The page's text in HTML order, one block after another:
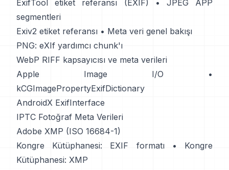
ExifTool etiket referansı (EXIF) •
JPEG APP
segmentleri
Exiv2 etiket referansı • Meta veri genel bakışı
PNG: eXIf yardımcı chunk'ı
WebP RIFF kapsayıcısı ve meta verileri
Apple Image I/O •
kCGImagePropertyExifDictionary
AndroidX ExifInterface
IPTC Fotoğraf Meta Verileri
Adobe XMP (ISO 16684-1)
Kongre Kütüphanesi: EXIF formatı
•
Kongre
Kütüphanesi: XMP